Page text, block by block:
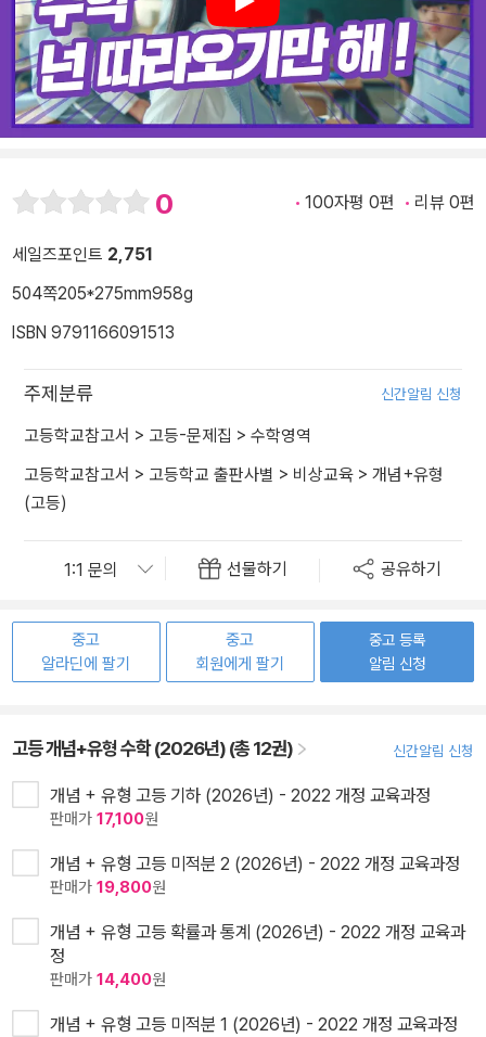
Play
0 100자평 0편 리뷰 0편
세일즈포인트 2,751
504쪽205*275mm958g
ISBN 9791166091513
주제분류 신간알림 신청
고등학교참고서 > 고등-문제집 > 수학영역
고등학교참고서 > 고등학교 출판사별 > 비상교육 > 개념+유형
(고등)
선물하기 공유하기
중고
알라딘에 팔기
중고
회원에게 팔기
중고 등록
알림 신청
고등 개념+유형 수학 (2026년) (총 12권) 신간알림 신청
개념 + 유형 고등 기하 (2026년) - 2022 개정 교육과정
판매가 17,100원
개념 + 유형 고등 미적분 2 (2026년) - 2022 개정 교육과정
판매가 19,800원
개념 + 유형 고등 확률과 통계 (2026년) - 2022 개정 교육과
정
판매가 14,400원
개념 + 유형 고등 미적분 1 (2026년) - 2022 개정 교육과정